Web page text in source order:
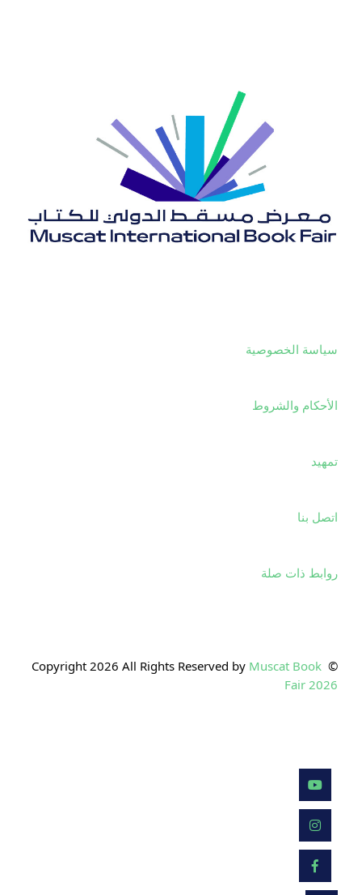
سياسة الخصوصية
الأحكام والشروط
تمهيد
اتصل بنا
روابط ذات صلة
© Copyright 2026 All Rights Reserved by
Muscat Book
Fair 2026